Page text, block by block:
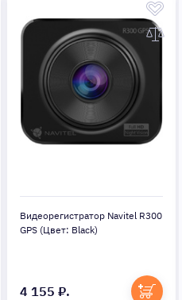
Видеорегистратор Navitel R300
GPS (Цвет: Black)
4 155 ₽.